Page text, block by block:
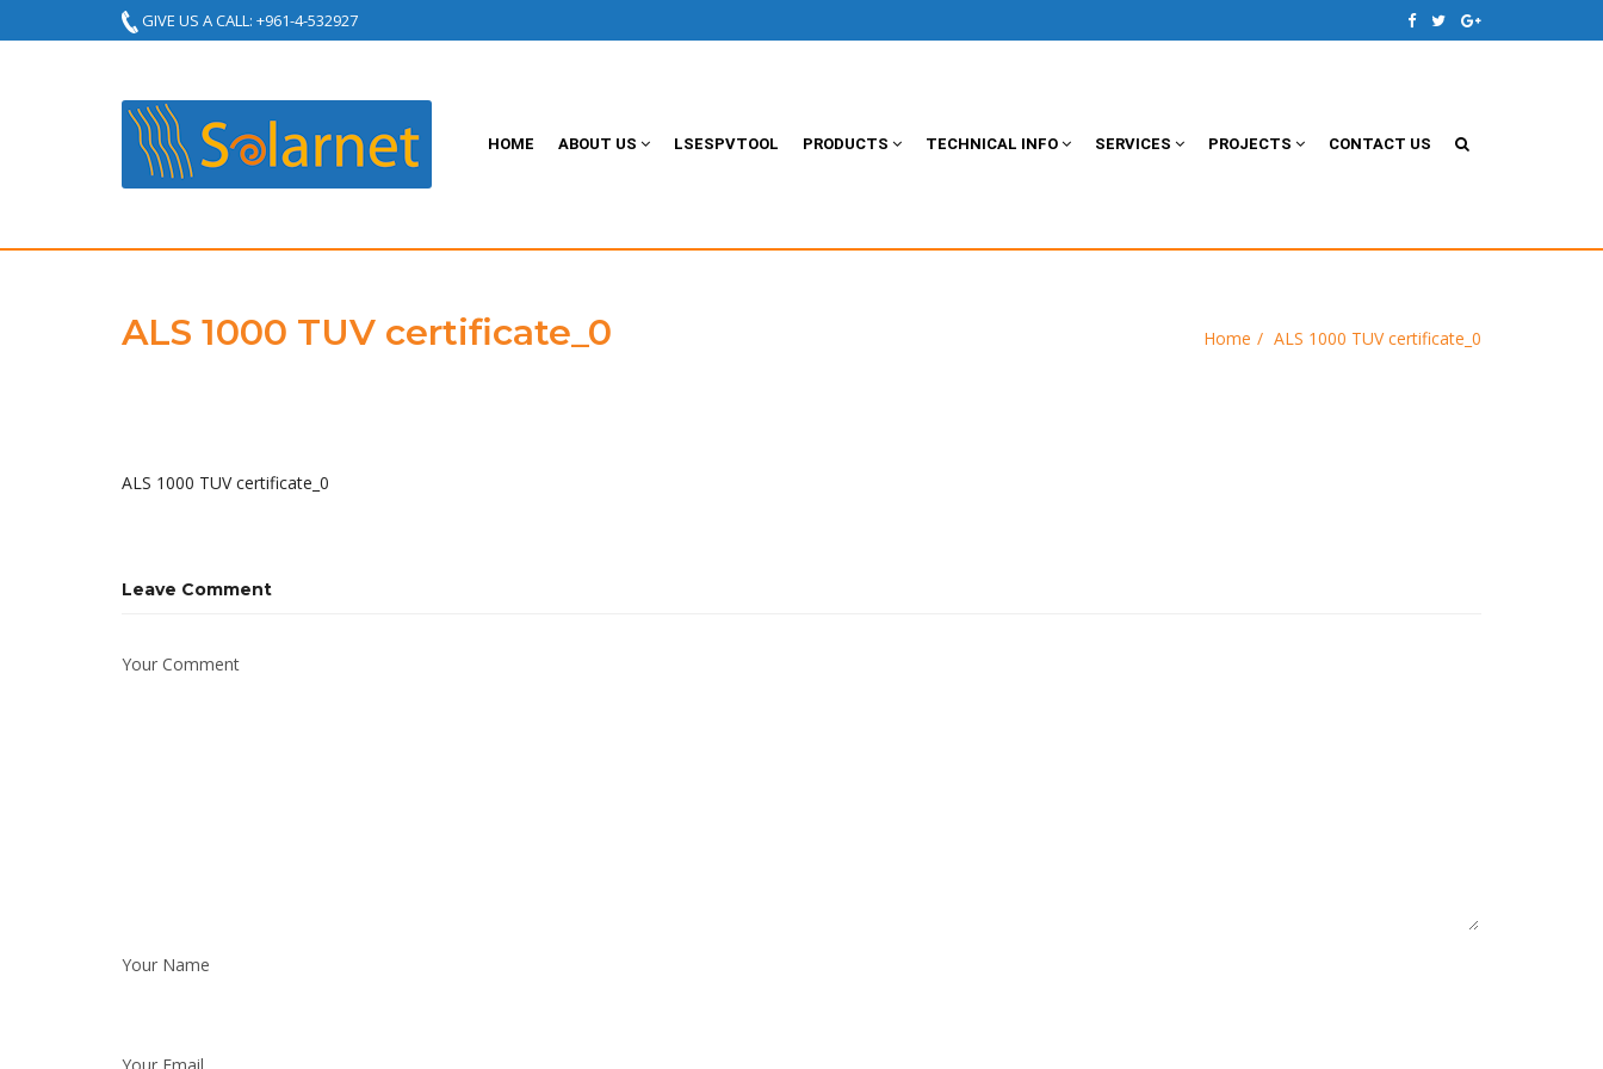
GIVE US A CALL: +961-4-532927
HOME ABOUT US LSESPVTOOL PRODUCTS TECHNICAL INFO SERVICES PROJECTS CONTACT US
ALS 1000 TUV certificate_0 Home ALS 1000 TUV certificate_0
ALS 1000 TUV certificate_0
Leave Comment
Your Comment
Your Name